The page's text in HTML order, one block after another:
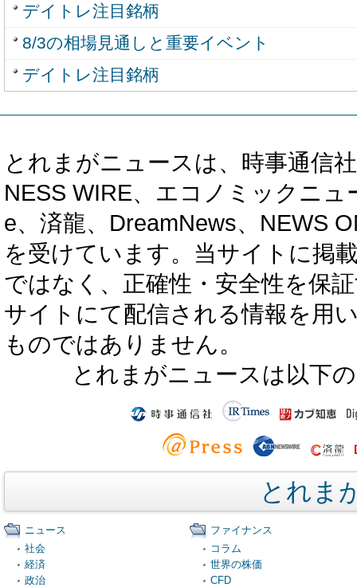
デイトレ注目銘柄
8/3の相場見通しと重要イベント
デイトレ注目銘柄
とれまがニュースは、時事通信
NESS WIRE、エコノミックニ
e、済龍、DreamNews、NEWS
を受けています。当サイトに掲
ではなく、正確性・安全性を保
サイトにて配信される情報を用
ものではありません。
とれまがニュースは以下
とれま
ニュース
社会
経済
政治
ファイナンス
コラム
世界の株価
CFD